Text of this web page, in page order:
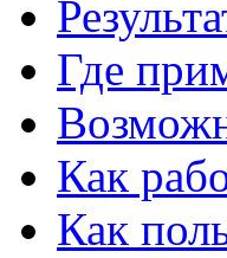
Где
Как
Как